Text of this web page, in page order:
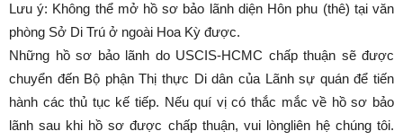
Lưu ý: Không thể mở hồ sơ bảo lãnh diện Hôn phu (thê) tại văn
phòng Sở Di Trú ở ngoài Hoa Kỳ được.
Những hồ sơ bảo lãnh do USCIS-HCMC chấp thuận sẽ được
chuyển đến Bộ phận Thị thực Di dân của Lãnh sự quán để tiến
hành các thủ tục kế tiếp. Nếu quí vị có thắc mắc về hồ sơ bảo
lãnh sau khi hồ sơ được chấp thuận, vui lòngliên hệ chúng tôi.